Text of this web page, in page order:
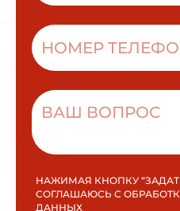
НАЖИМАЯ КНОПКУ
СОГЛАШАЮСЬ С
ДАННЫХ